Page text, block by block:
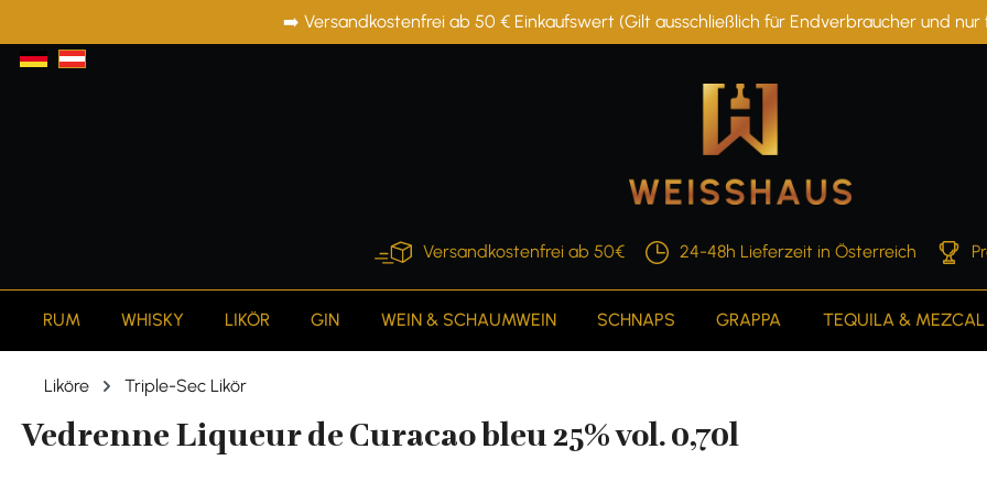
Zur Hauptnavigation springen➡️ Versandkostenfrei ab 50 € Einkaufswert (Gilt ausschließlich für Endverbraucher und
Versandkostenfrei ab 50€ 24-48h Lieferzeit in Österreich
RUM WHISKY LIKÖR GIN WEIN & SCHAUMWEIN SCHNAPS GRAPPA TEQUILA & MEZCAL
Liköre Triple-Sec Likör
Vedrenne Liqueur de Curacao bleu 25% vol. 0,70l